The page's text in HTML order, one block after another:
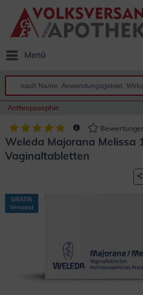
Menü
Anthroposophie
Weleda Majorana Melissa
Vaginaltabletten
GRATIS
Versand